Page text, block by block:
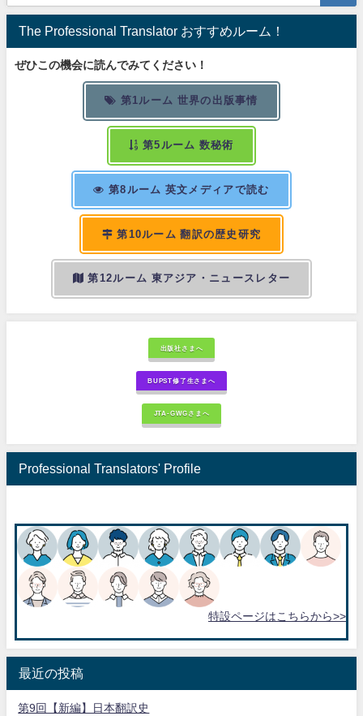
The Professional Translator おすすめルーム！
ぜひこの機会に読んでみてください！
第1ルーム 世界の出版事情
第5ルーム 数秘術
第8ルーム 英文メディアで読む
第10ルーム 翻訳の歴史研究
第12ルーム 東アジア・ニュースレター
出版社さまへ
BUPST修了生さまへ
JTA-GWGさまへ
Professional Translators' Profile
特設ページはこちらから>>
最近の投稿
第9回【新編】日本翻訳史